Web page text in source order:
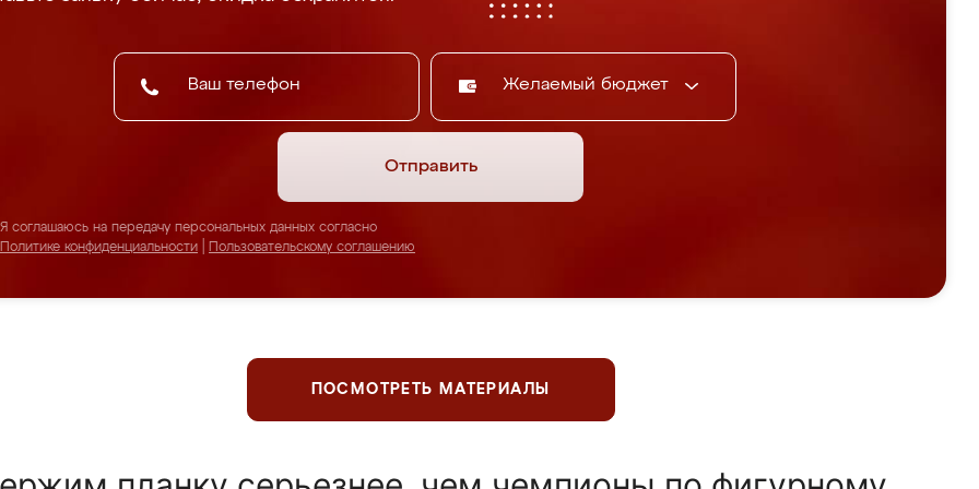
Желаемый бюджет
Отправить
Я соглашаюсь на передачу персональных данных согласно
Политике конфиденциальности
Пользовательскому соглашению
ПОСМОТРЕТЬ МАТЕРИАЛЫ